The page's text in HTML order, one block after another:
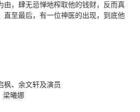
由，肆无忌惮地榨取他的钱财，反而真
直至最后，有一位神医的出现，到底他
枫、余文轩及演员
梁曦娜